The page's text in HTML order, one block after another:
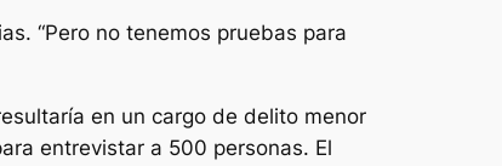
“Pero no tenemos pruebas para
en un cargo de delito menor
entrevistar a 500 personas. El